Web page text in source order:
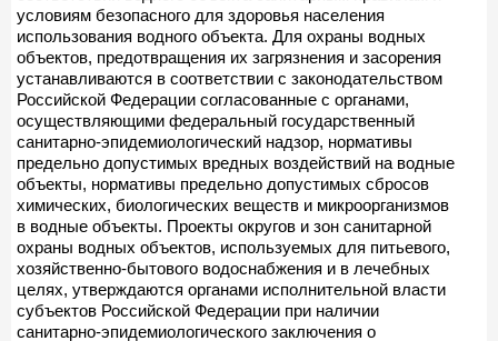
условиям безопасного для здоровья населения
использования водного объекта. Для охраны водных
объектов, предотвращения их загрязнения и засорения
устанавливаются в соответствии с законодательством
Российской Федерации согласованные с органами,
осуществляющими федеральный государственный
санитарно-эпидемиологический надзор, нормативы
предельно допустимых вредных воздействий на водные
объекты, нормативы предельно допустимых сбросов
химических, биологических веществ и микроорганизмов
в водные объекты. Проекты округов и зон санитарной
охраны водных объектов, используемых для питьевого,
хозяйственно-бытового водоснабжения и в лечебных
целях, утверждаются органами исполнительной власти
субъектов Российской Федерации при наличии
санитарно-эпидемиологического заключения о